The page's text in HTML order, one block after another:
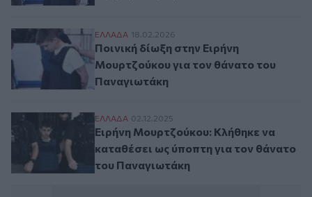
Ποινική δίωξη στην Ειρήνη
ΕΛΛAΔΑ 18.02.2026
Ποινική δίωξη στην Ειρήνη
Μουρτζούκου για τον θάνατο του
Παναγιωτάκη
Ειρήνη Μουρτζούκου: Κλήθηκε να
ΕΛΛAΔΑ 02.12.2025
Ειρήνη Μουρτζούκου: Κλήθηκε να
καταθέσει ως ύποπτη για τον θάνατο
του Παναγιωτάκη